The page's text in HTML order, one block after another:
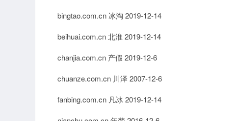
bingtao.com.cn 冰淘 2019-12-14
beihuai.com.cn 北淮 2019-12-14
chanjia.com.cn 产假 2019-12-6
chuanze.com.cn 川泽 2007-12-6
fanbing.com.cn 凡冰 2019-12-14